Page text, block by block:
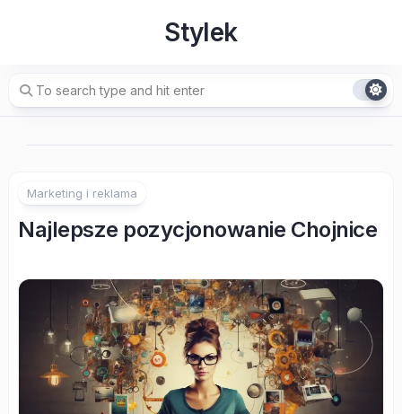
Stylek
Marketing i reklama
Najlepsze pozycjonowanie Chojnice